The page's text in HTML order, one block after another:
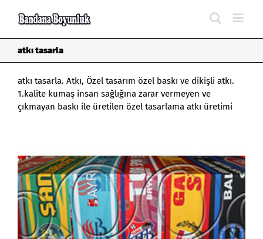
atkı tasarla
atkı tasarla. Atkı, Özel tasarım özel baskı ve dikişli atkı.
1.kalite kumaş insan sağlığına zarar vermeyen ve
çıkmayan baskı ile üretilen özel tasarlama atkı üretimi